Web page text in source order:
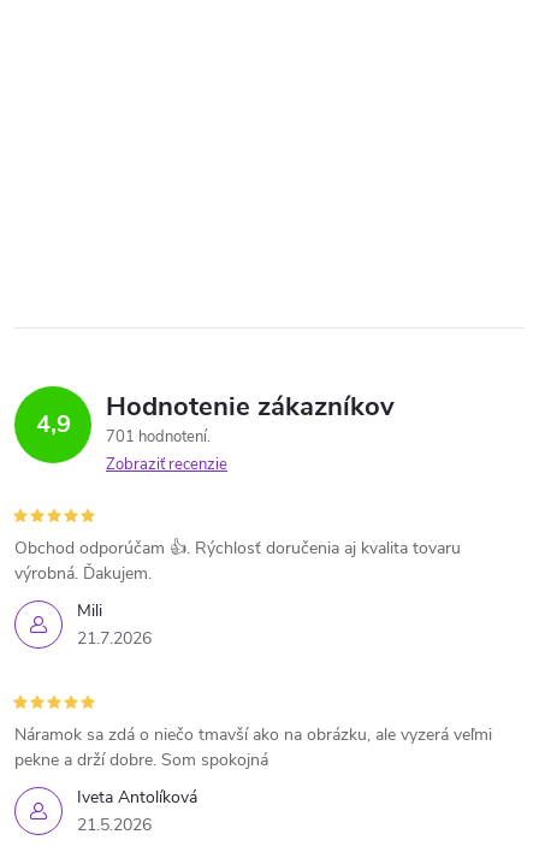
4,9 Hodnotenie zákazníkov
701 hodnotení
Zobraziť recenzie
Mili
21.7.2026
Obchod odporúčam 👍. Rýchlosť doručenia aj kvalita tovaru
výrobná. Ďakujem.
Iveta Antolíková
21.5.2026
Náramok sa zdá o niečo tmavší ako na obrázku, ale vyzerá veľmi
pekne a drží dobre. Som spokojná